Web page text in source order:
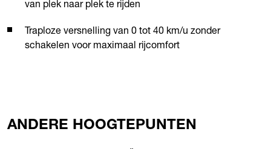
van plek naar plek te rijden
Traploze versnelling van 0 tot 40 km/u zonder
schakelen voor maximaal rijcomfort
ANDERE HOOGTEPUNTEN